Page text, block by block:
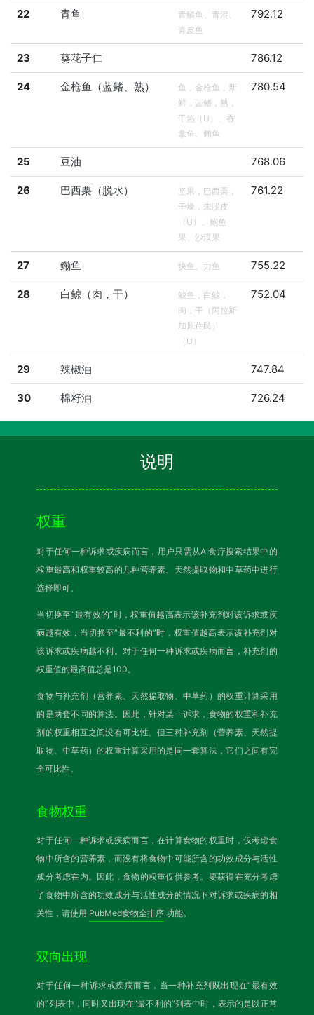
22 青鱼
青鳞鱼、青混、
青皮鱼
792.12
23 葵花子仁 786.12
24 金枪鱼（蓝鳍、熟）
鱼，金枪鱼，新
鲜，蓝鳍，熟，
干热（U）、吞
拿鱼、鲔鱼
780.54
25 豆油 768.06
26 巴西栗（脱水）
坚果，巴西栗，
干燥，未脱皮
（U）、鲍鱼
果、沙漠果
761.22
27 鳓鱼 快鱼、力鱼 755.22
28 白鲸（肉，干）
鲸鱼，白鲸，
肉，干（阿拉斯
加原住民）
（U）
752.04
29 辣椒油 747.84
30 棉籽油 726.24
说明
权重
对于任何一种诉求或疾病而言，用户只需从AI食疗搜索结果中的
权重最高和权重较高的几种营养素、天然提取物和中草药中进行
选择即可。
当切换至“最有效的”时，权重值越高表示该补充剂对该诉求或疾
病越有效；当切换至“最不利的”时，权重值越高表示该补充剂对
该诉求或疾病越不利。对于任何一种诉求或疾病而言，补充剂的
权重值的最高值总是100。
食物与补充剂（营养素、天然提取物、中草药）的权重计算采用
的是两套不同的算法。因此，针对某一诉求，食物的权重和补充
剂的权重相互之间没有可比性。但三种补充剂（营养素、天然提
取物、中草药）的权重计算采用的是同一套算法，它们之间有完
全可比性。
食物权重
对于任何一种诉求或疾病而言，在计算食物的权重时，仅考虑食
物中所含的营养素，而没有将食物中可能所含的功效成分与活性
成分考虑在内。因此，食物的权重仅供参考。要获得在充分考虑
了食物中所含的功效成分与活性成分的情况下对诉求或疾病的相
关性，请使用 PubMed食物全排序 功能。
双向出现
对于任何一种诉求或疾病而言，当一种补充剂既出现在“最有效
的”列表中，同时又出现在“最不利的”列表中时，表示的是以正常